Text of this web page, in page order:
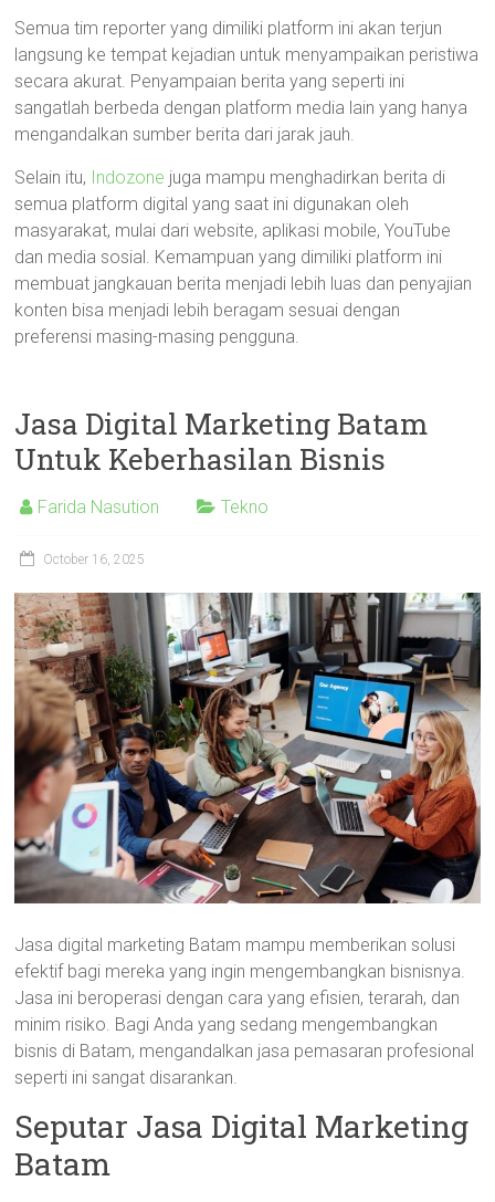
Semua tim reporter yang dimiliki platform ini akan terjun
langsung ke tempat kejadian untuk menyampaikan peristiwa
secara akurat. Penyampaian berita yang seperti ini
sangatlah berbeda dengan platform media lain yang hanya
mengandalkan sumber berita dari jarak jauh.
Selain itu, Indozone juga mampu menghadirkan berita di
semua platform digital yang saat ini digunakan oleh
masyarakat, mulai dari website, aplikasi mobile, YouTube
dan media sosial. Kemampuan yang dimiliki platform ini
membuat jangkauan berita menjadi lebih luas dan penyajian
konten bisa menjadi lebih beragam sesuai dengan
preferensi masing-masing pengguna.
Jasa Digital Marketing Batam
Untuk Keberhasilan Bisnis
Farida Nasution Tekno
October 16, 2025
Jasa digital marketing Batam mampu memberikan solusi
efektif bagi mereka yang ingin mengembangkan bisnisnya.
Jasa ini beroperasi dengan cara yang efisien, terarah, dan
minim risiko. Bagi Anda yang sedang mengembangkan
bisnis di Batam, mengandalkan jasa pemasaran profesional
seperti ini sangat disarankan.
Seputar Jasa Digital Marketing
Batam